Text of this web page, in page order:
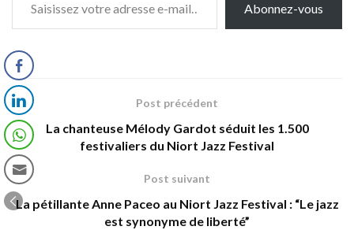
Abonnez-vous
Post précédent
La chanteuse Mélody Gardot séduit les 1.500
festivaliers du Niort Jazz Festival
Post suivant
La pétillante Anne Paceo au Niort Jazz Festival : “Le jazz
est synonyme de liberté”